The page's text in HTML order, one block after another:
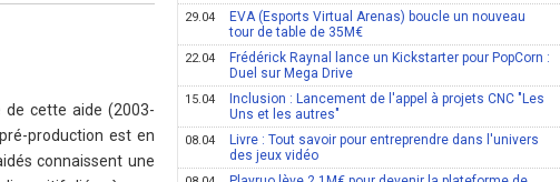
de cette aide (2003-
production est en
connaissent une
29.04
EVA (Esports Virtual Arenas) boucle un nouveau
tour de table de 35M€
22.04
Frédérick Raynal lance un Kickstarter pour PopCorn :
Duel sur Mega Drive
15.04
Inclusion : Lancement de l'appel à projets CNC "Les
Uns et les autres"
08.04
Livre : Tout savoir pour entreprendre dans l'univers
des jeux vidéo